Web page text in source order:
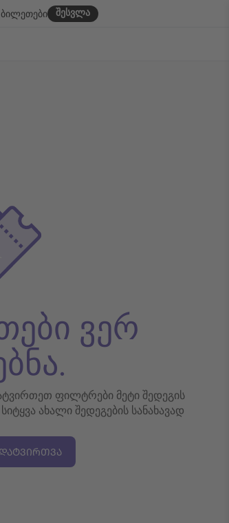
შესვლა
ვერ
ფილტრები მეტი შედეგის
ახალი შედეგების სანახავად